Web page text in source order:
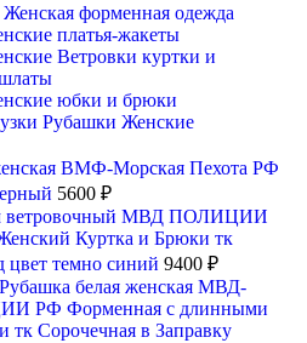
Женская форменная одежда
платья-жакеты
Ветровки куртки и
юбки и брюки
Рубашки Женские
ВМФ-Морская Пехота РФ
5600 ₽
ветровочный МВД ПОЛИЦИИ
Куртка и Брюки тк
цвет темно синий 9400 ₽
белая женская МВД-
РФ Форменная с длинными
тк Сорочечная в Заправку